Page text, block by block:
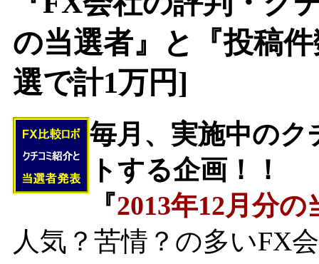
の当選者』と『投稿
選で計1万円]
毎月、実施中の
トする企画！！
『2013年12月分の
人気？苦情？の多いFX